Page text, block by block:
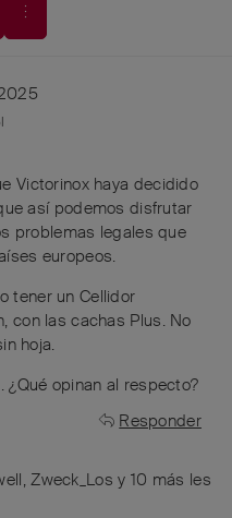
Victorinox haya decidido
así podemos disfrutar
problemas legales que
europeos.
tener un Cellidor
con las cachas Plus. No
hoja.
¿Qué opinan al respecto?
Responder
,Zweck_Los y 10 más les